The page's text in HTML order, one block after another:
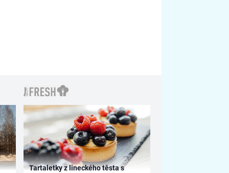
Tartaletky z lineckého těsta s